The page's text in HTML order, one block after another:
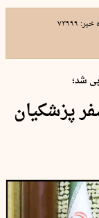
خبر: ۷۳۹۹۹
شد؛
سفر پزشکیان